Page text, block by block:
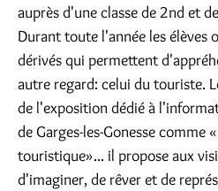
auprès d'une classe de 2nd et
Durant toute l'année les élèves
dérivés qui permettent
autre regard: celui du touriste.
de l'exposition dédié à
de Garges-les-Gonesse comme
touristique»... il propose aux
d'imaginer, de rêver et de